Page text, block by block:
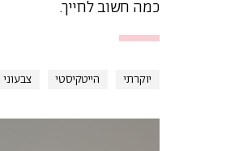
כמה חשוב לחייך.
יוקרתי הייטקיסטי צבעוני